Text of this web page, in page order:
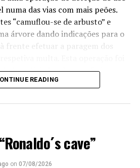
das vias com mais peões.
“camuflou-se de arbusto” e
árvore dando indicações para o
frente efetuar a paragem dos
da polícia local que referiu que
foram detetados 74
READING
cave”
on 07/08/2026